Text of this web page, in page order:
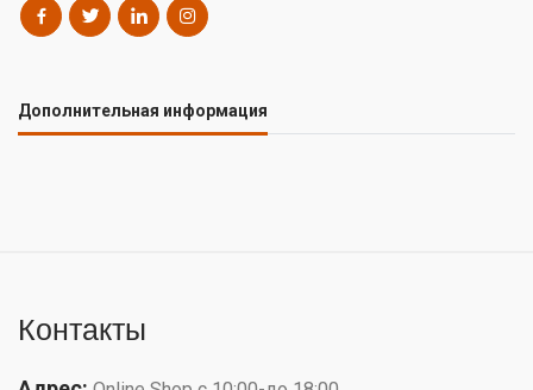
Дополнительная информация
Контакты